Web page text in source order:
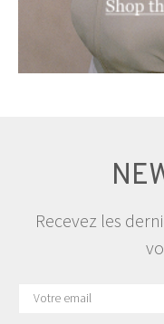
Recevez les